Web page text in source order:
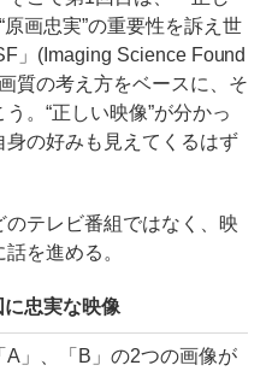
画忠実”の重要性を訴え世
」(Imaging Science Found
質の考え方をベースに、そ
。“正しい映像”が分かっ
の好みも見えてくるはず
テレビ番組ではなく、映
を進める。
忠実な映像
A」、「B」の2つの画像が